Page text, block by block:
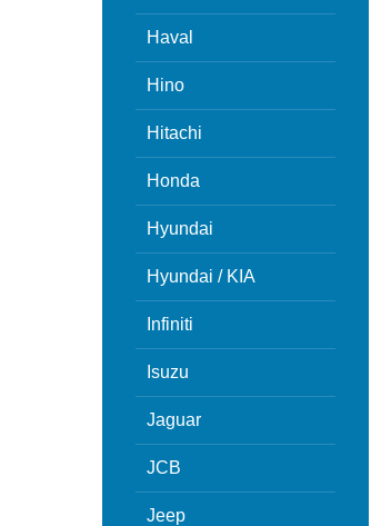
Haval
Hino
Hitachi
Honda
Hyundai
Hyundai / KIA
Infiniti
Isuzu
Jaguar
JCB
Jeep